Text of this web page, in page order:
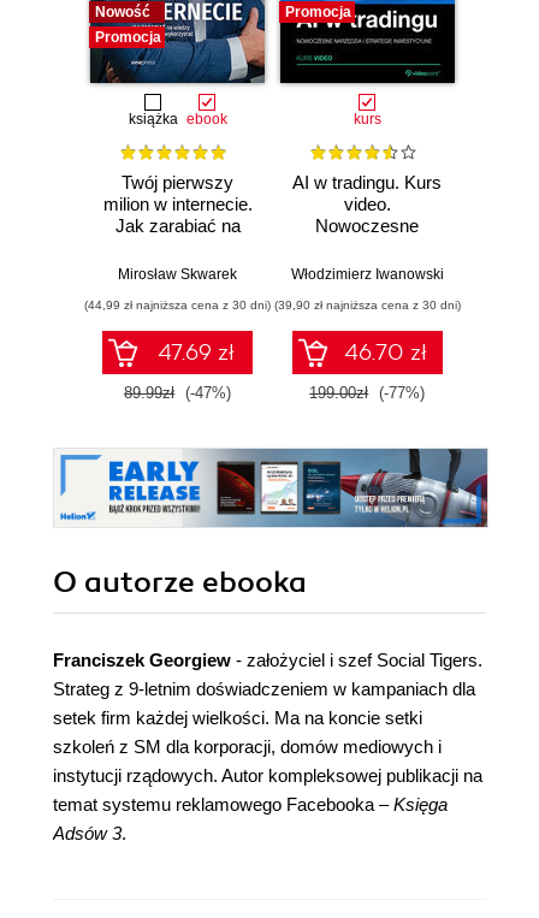
Nowość
Promocja
książka ebook
Twój pierwszy
milion w internecie.
Jak zarabiać na
maksymalnie
potencjał
Mirosław Skwarek
(44,99 zł najniższa cena z 30 dni)
47.69 zł
89.99zł (-47%)
Promocja
kurs
AI w tradingu. Kurs
video.
Nowoczesne
strategie
Włodzimierz Iwanowski
(39,90 zł najniższa cena z 30 dni)
46.70 zł
199.00zł (-77%)
O autorze ebooka
Franciszek Georgiew - założyciel i szef Social Tigers.
Strateg z 9-letnim doświadczeniem w kampaniach dla
setek firm każdej wielkości. Ma na koncie setki
szkoleń z SM dla korporacji, domów mediowych i
instytucji rządowych. Autor kompleksowej publikacji na
temat systemu reklamowego Facebooka –Księga
Adsów 3.